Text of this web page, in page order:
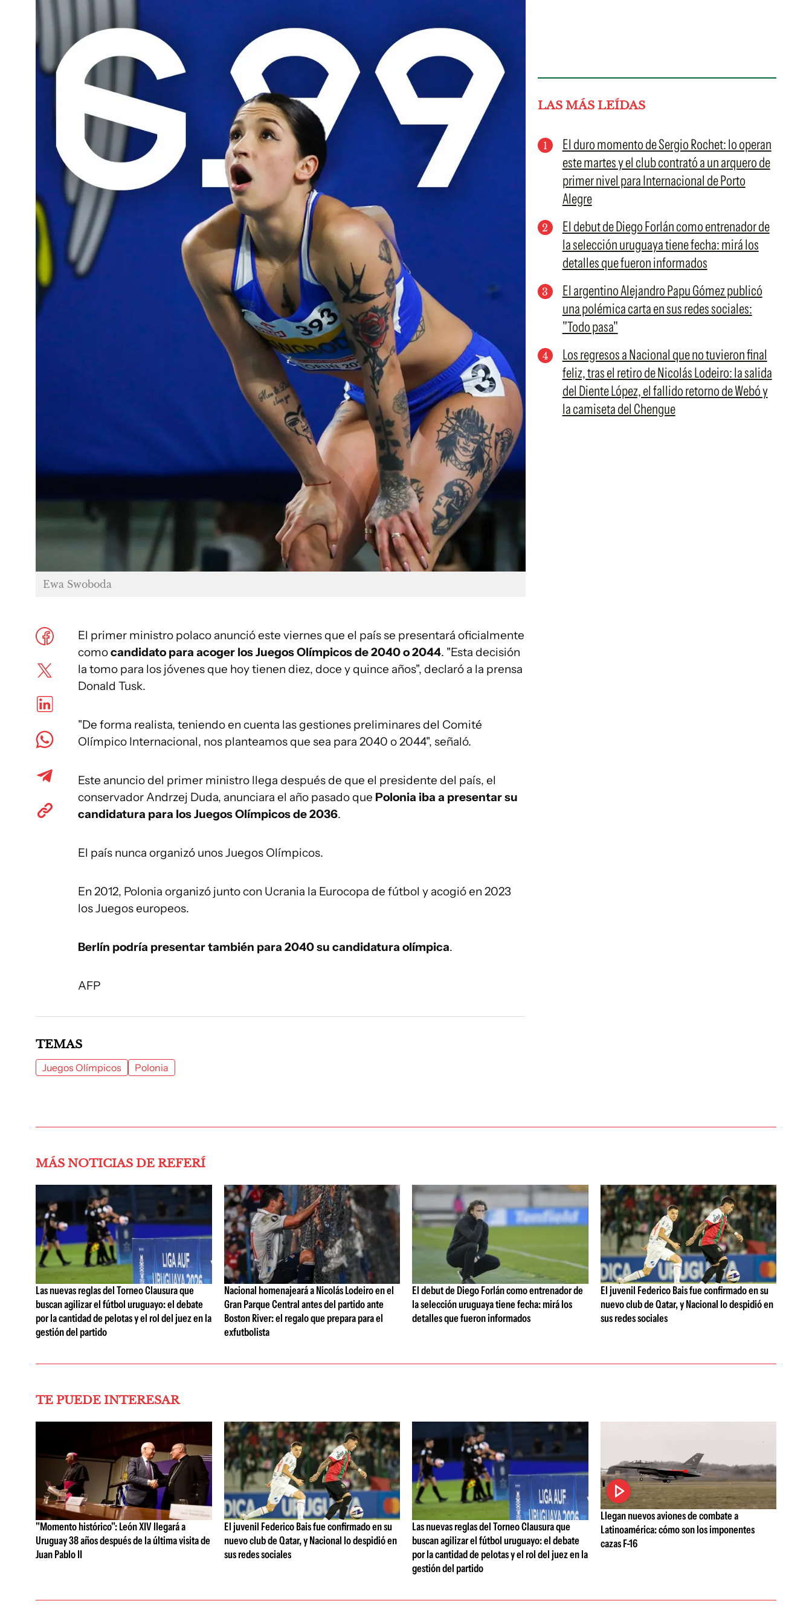
Ewa Swoboda
El primer ministro polaco anunció este viernes que el país se presentará oficialmente
comocandidato para acoger los Juegos Olímpicos de 2040 o 2044. "Esta decisión
la tomo para los jóvenes que hoy tienen diez, doce y quince años", declaró a la prensa
Donald Tusk.
"De forma realista, teniendo en cuenta las gestiones preliminares del Comité
Olímpico Internacional, nos planteamos que sea para 2040 o 2044", señaló.
Este anuncio del primer ministro llega después de que el presidente del país, el
conservador Andrzej Duda, anunciara el año pasado que Polonia iba a presentar su
candidatura para los Juegos Olímpicos de 2036.
El país nunca organizó unos Juegos Olímpicos.
En 2012, Polonia organizó junto con Ucrania la Eurocopa de fútbol y acogió en 2023
los Juegos europeos.
Berlín podría presentar también para 2040 su candidatura olímpica.
AFP
LAS MÁS LEÍDAS
El duro momento de Sergio Rochet: lo operan
este martes y el club contrató a un arquero de
primer nivel para Internacional de Porto
Alegre
El debut de Diego Forlán como entrenador de
la selección uruguaya tiene fecha: mirá los
detalles que fueron informados
El argentino Alejandro Papu Gómez publicó
una polémica carta en sus redes sociales:
"Todo pasa"
Los regresos a Nacional que no tuvieron final
feliz, tras el retiro de Nicolás Lodeiro: la salida
del Diente López, el fallido retorno de Webó y
la camiseta del Chengue
TEMAS
Juegos Olímpicos Polonia
MÁS NOTICIAS DE REFERÍ
Las nuevas reglas del Torneo Clausura que
buscan agilizar el fútbol uruguayo: el debate
por la cantidad de pelotas y el rol del juez en la
gestión del partido
Nacional homenajeará a Nicolás Lodeiro en el
Gran Parque Central antes del partido ante
Boston River: el regalo que prepara para el
exfutbolista
El debut de Diego Forlán como entrenador de
la selección uruguaya tiene fecha: mirá los
detalles que fueron informados
El juvenil Federico Bais fue confirmado en su
nuevo club de Qatar, y Nacional lo despidió en
sus redes sociales
TE PUEDE INTERESAR
"Momento histórico": León XIV llegará a
Uruguay 38 años después de la última visita de
Juan Pablo II
El juvenil Federico Bais fue confirmado en su
nuevo club de Qatar, y Nacional lo despidió en
sus redes sociales
Las nuevas reglas del Torneo Clausura que
buscan agilizar el fútbol uruguayo: el debate
por la cantidad de pelotas y el rol del juez en la
gestión del partido
Llegan nuevos aviones de combate a
Latinoamérica: cómo son los imponentes
cazas F-16